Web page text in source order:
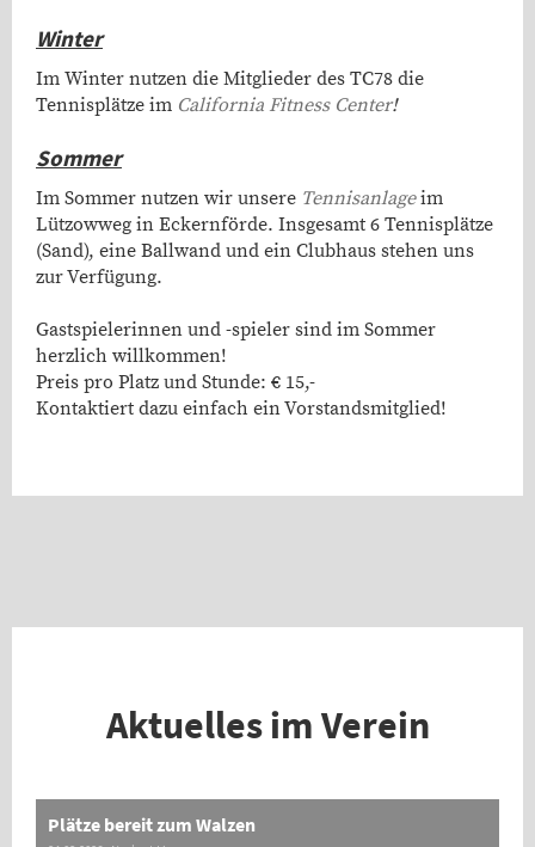
Winter
Im Winter nutzen die Mitglieder des TC78 die
Tennisplätze im California Fitness Center!
Sommer
Im Sommer nutzen wir unsere Tennisanlageim
Lützowweg in Eckernförde. Insgesamt 6 Tennisplätze
(Sand), eine Ballwand und ein Clubhaus stehen uns
zur Verfügung.
Gastspielerinnen und -spieler sind im Sommer
herzlich willkommen!
Preis pro Platz und Stunde: € 15,-
Kontaktiert dazu einfach ein Vorstandsmitglied!
Aktuelles im Verein
Plätze bereit zum Walzen